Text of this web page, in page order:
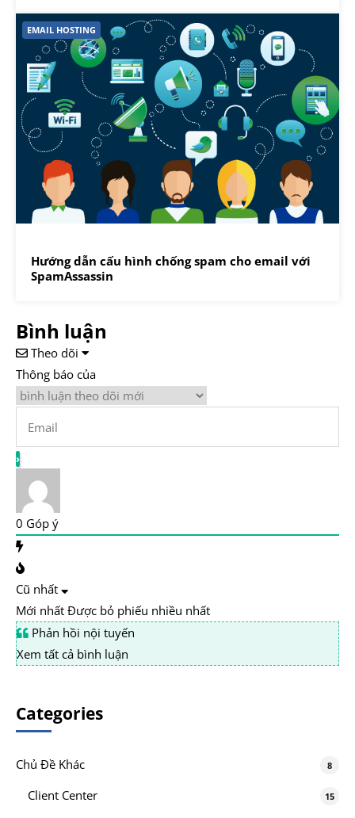
EMAIL HOSTING
Hướng dẫn cấu hình chống spam cho email với
SpamAssassin
Bình luận
Theo dõi
Thông báo của
0 Góp ý
Cũ nhất
Mới nhất Được bỏ phiếu nhiều nhất
Phản hồi nội tuyến
Xem tất cả bình luận
Categories
Chủ Đề Khác 8
Client Center 15